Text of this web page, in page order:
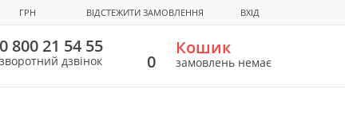
ГРН ВІДСТЕЖИТИ ЗАМОВЛЕННЯ ВХІД
0 800 21 54 55
зворотний дзвінок 0
Кошик
замовлень немає